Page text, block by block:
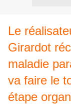
Le
Girardot
maladie
va faire le
étape